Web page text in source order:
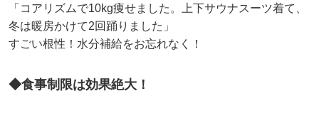
「コアリズムで10kg痩せました。上下サウナスーツ着て、
冬は暖房かけて2回踊りました」
すごい根性！水分補給をお忘れなく！
◆食事制限は効果絶大！